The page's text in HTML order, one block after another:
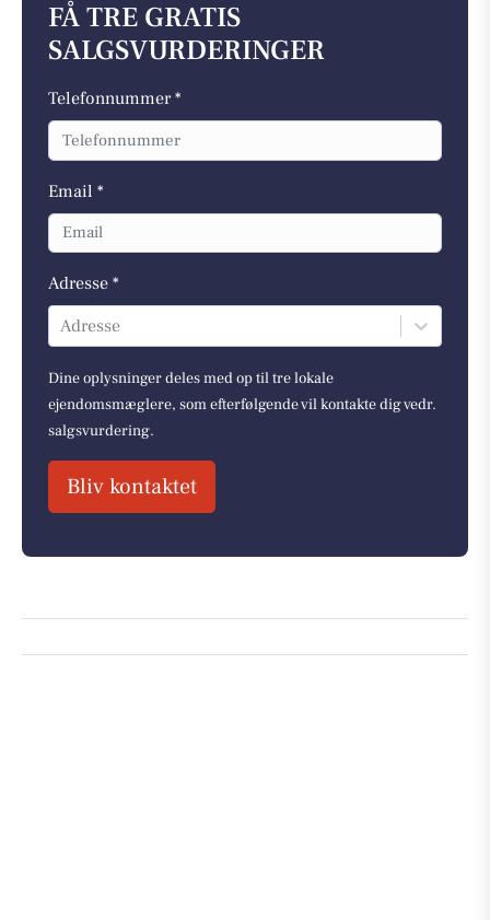
FÅ TRE GRATIS
SALGSVURDERINGER
Telefonnummer *
Email *
Adresse *
Adresse
Dine oplysninger deles med op til tre lokale
ejendomsmæglere, som efterfølgende vil kontakte dig vedr.
salgsvurdering.
Bliv kontaktet